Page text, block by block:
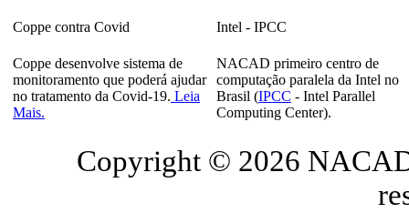
Coppe contra Covid
Coppe desenvolve sistema de
monitoramento que poderá ajudar
no tratamento da Covid-19. Leia
Mais.
Intel - IPCC
NACAD primeiro centro de
computação paralela da Intel no
Brasil (IPCC - Intel Parallel
Computing Center).
Copyright © 2026